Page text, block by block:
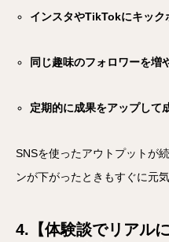
インスタやTikTokにキック
同じ趣味のフォロワーを増
定期的に成果をアップして
SNSを使ったアウトプットが
ンが下がったときもすぐに元
4.【体験談でリアル